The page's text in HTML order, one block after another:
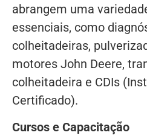
abrangem uma
essenciais, como
colheitadeiras,
motores John Deere,
colheitadeira e CDIs
Certificado).
Cursos e Capacitação